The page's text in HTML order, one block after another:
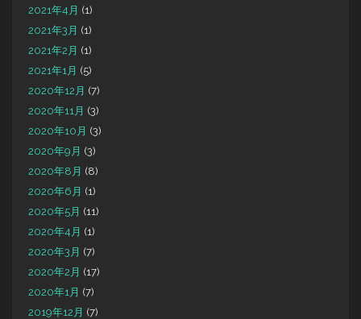
2021年4月 (1)
2021年3月 (1)
2021年2月 (1)
2021年1月 (5)
2020年12月 (7)
2020年11月 (3)
2020年10月 (3)
2020年9月 (3)
2020年8月 (8)
2020年6月 (1)
2020年5月 (11)
2020年4月 (1)
2020年3月 (7)
2020年2月 (17)
2020年1月 (7)
2019年12月 (7)